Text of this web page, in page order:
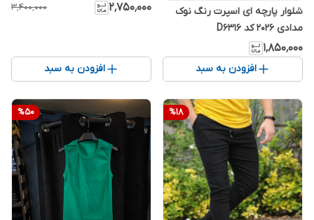
شلوار پارچه ای اسپرت رنگ نوک
مدادی 2026 کد D6316
۱٬۸۵۰٬۰۰۰
افزودن به سبد
۲٬۷۵۰٬۰۰۰ ۳٬۴۰۰٬۰۰۰
افزودن به سبد
%18
%50